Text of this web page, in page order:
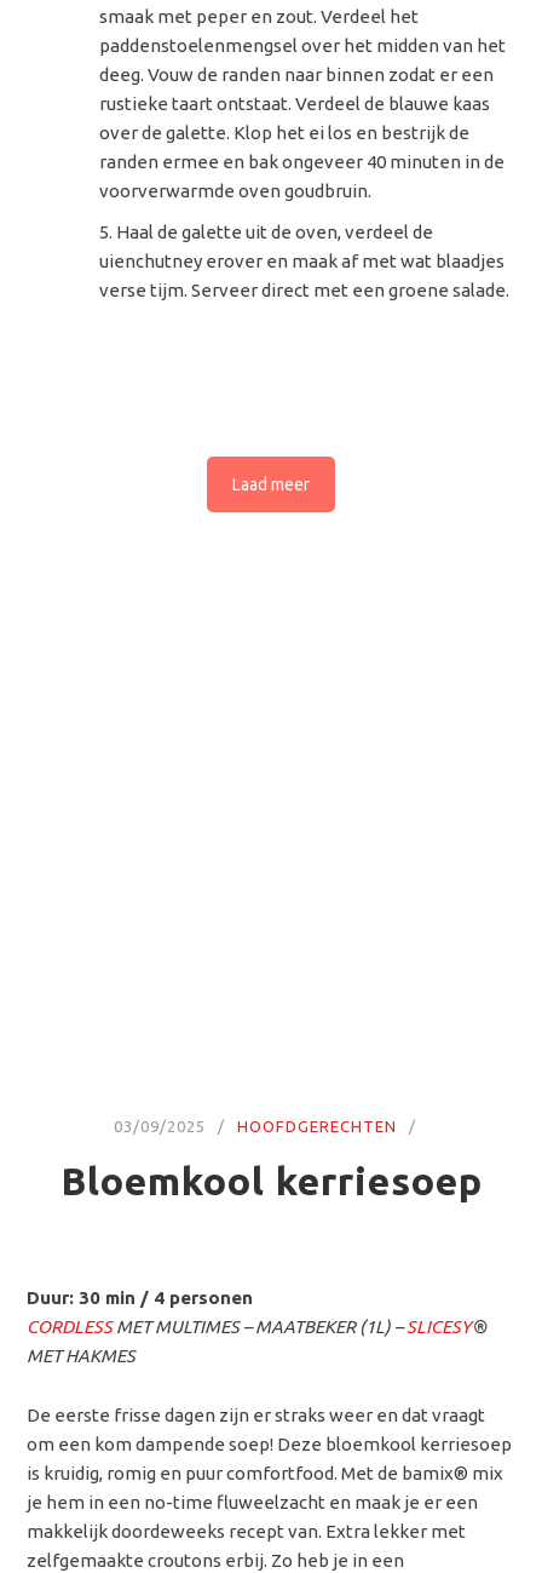
smaak met peper en zout. Verdeel het
paddenstoelenmengsel over het midden van het
deeg. Vouw de randen naar binnen zodat er een
rustieke taart ontstaat. Verdeel de blauwe kaas
over de galette. Klop het ei los en bestrijk de
randen ermee en bak ongeveer 40 minuten in de
voorverwarmde oven goudbruin.
Haal de galette uit de oven, verdeel de
uienchutney erover en maak af met wat blaadjes
verse tijm. Serveer direct met een groene salade.
Laad meer
03/09/2025 HOOFDGERECHTEN
Bloemkool kerriesoep
Duur: 30 min / 4 personen
CORDLESSMET MULTIMES – MAATBEKER (1L) –SLICESY®
MET HAKMES
De eerste frisse dagen zijn er straks weer en dat vraagt
om een kom dampende soep! Deze bloemkool kerriesoep
is kruidig, romig en puur comfortfood. Met de bamix® mix
je hem in een no-time fluweelzacht en maak je er een
makkelijk doordeweeks recept van. Extra lekker met
zelfgemaakte croutons erbij. Zo heb je in een